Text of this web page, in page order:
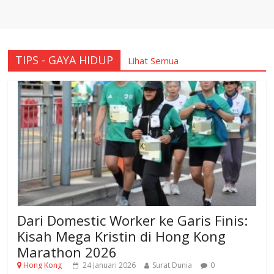
TIPS - GAYA HIDUP Lihat Semua
Dari Domestic Worker ke Garis Finis:
Kisah Mega Kristin di Hong Kong
Marathon 2026
Hong Kong 24 Januari 2026 Surat Dunia 0